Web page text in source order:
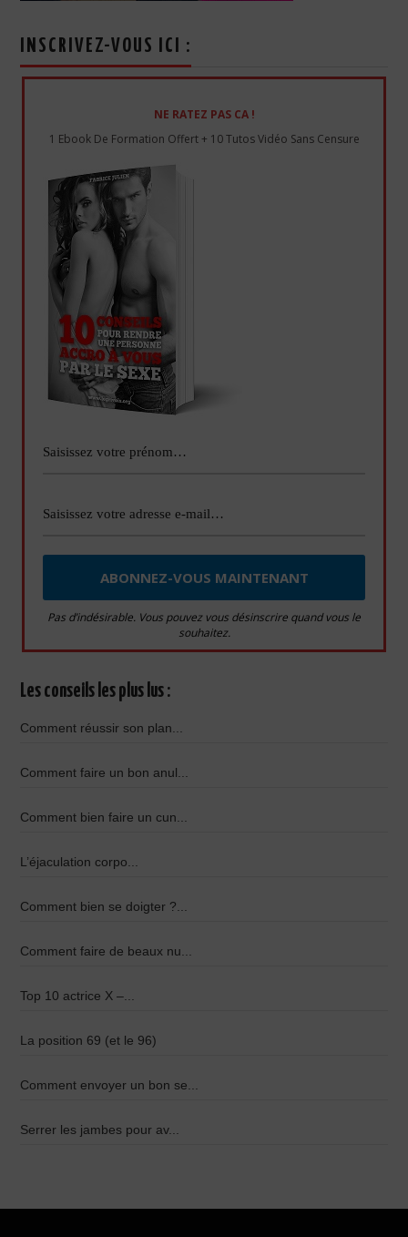
INSCRIVEZ-VOUS ICI :
NE RATEZ PAS CA !
1 Ebook De Formation Offert + 10 Tutos Vidéo Sans Censure
Pas d’indésirable. Vous pouvez vous désinscrire quand vous le
souhaitez.
Les conseils les plus lus :
Comment réussir son plan...
Comment faire un bon anul...
Comment bien faire un cun...
L’éjaculation corpo...
Comment bien se doigter ?...
Comment faire de beaux nu...
Top 10 actrice X –...
La position 69 (et le 96)
Comment envoyer un bon se...
Serrer les jambes pour av...